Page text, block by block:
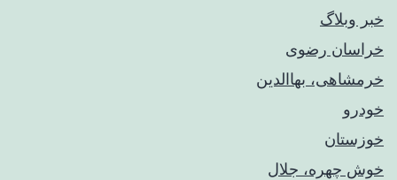
خبر وبلاگ
خراسان رضوی
خرمشاهی، بهاالدین
خودرو
خوزستان
خوش چهره، جلال